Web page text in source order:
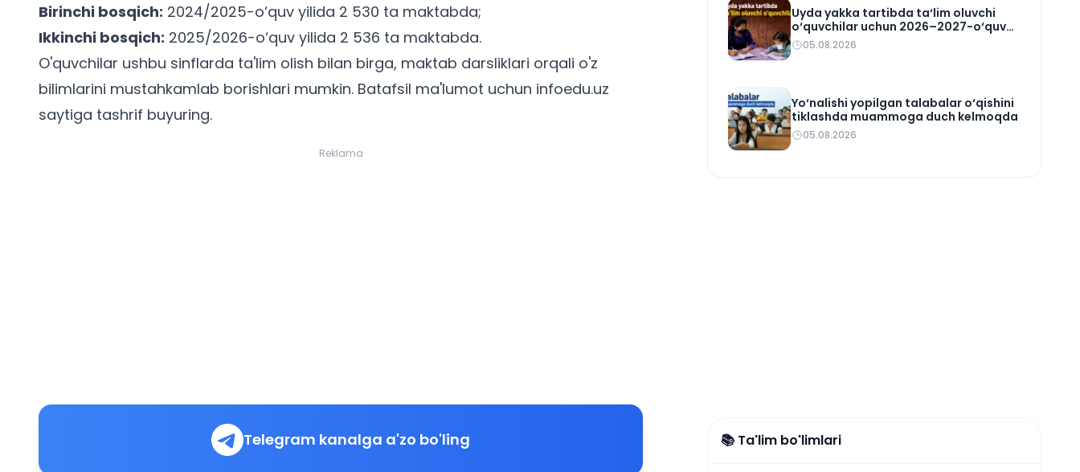
Birinchi bosqich: 2024/2025-o‘quv yilida 2 530 ta maktabda;
Ikkinchi bosqich: 2025/2026-o‘quv yilida 2 536 ta maktabda.
O'quvchilar ushbu sinflarda ta'lim olish bilan birga, maktab darsliklari orqali o'z
bilimlarini mustahkamlab borishlari mumkin. Batafsil ma'lumot uchun infoedu.uz
saytiga tashrif buyuring.
Reklama
Telegram kanalga a'zo bo'ling
Uyda yakka tartibda ta‘lim oluvchi
o‘quvchilar uchun 2026–2027-o‘quv
rejasi tasdiqlandi
05.08.2026
Yo‘nalishi yopilgan talabalar o‘qishini
tiklashda muammoga duch kelmoqda
05.08.2026
📚 Ta'lim bo'limlari